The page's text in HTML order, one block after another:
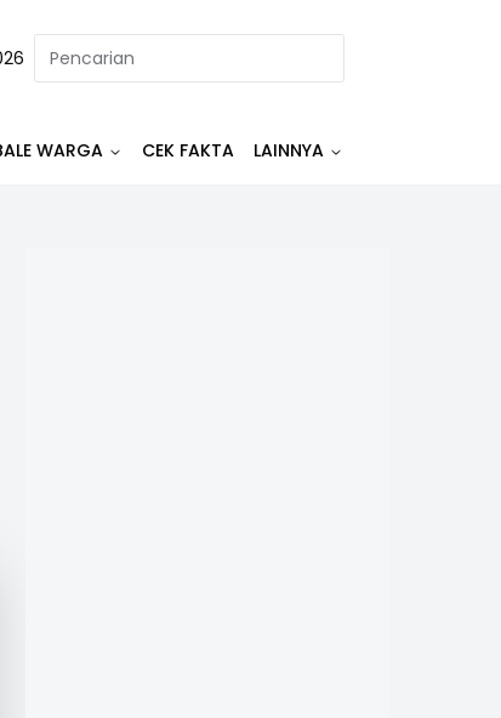
WARGA CEK FAKTA LAINNYA